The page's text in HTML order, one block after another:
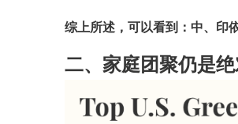
综上所述，可以看到：中、印
二、家庭团聚仍是